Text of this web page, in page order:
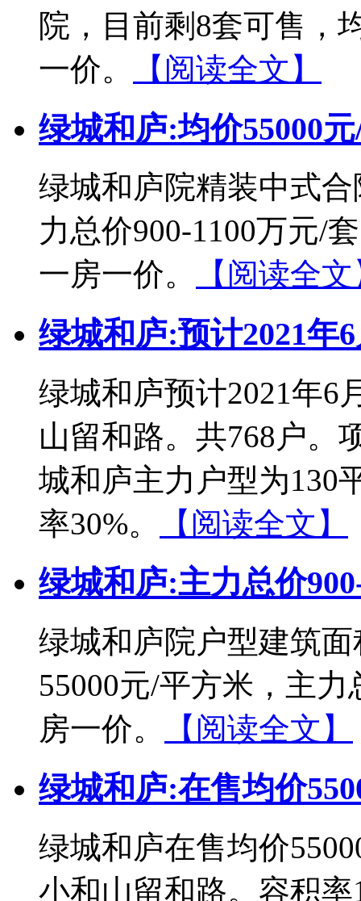
院，目前剩8套可售，
一价。
【阅读全文】
绿城和庐:均价55000
绿城和庐院精装中式
力总价900-1100万元/
一房一价。
【阅读全
绿城和庐:预计2021年
绿城和庐预计2021年6
山留和路。共768户。
城和庐主力户型为130
率30%。
【阅读全文】
绿城和庐:主力总价
绿城和庐院户型建筑
55000元/平方米，主
房一价。
【阅读全文】
绿城和庐:在售均价
绿城和庐在售均价
小和山留和路。容积